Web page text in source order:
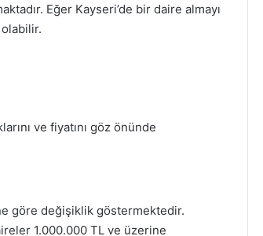
Eğer Kayseri’de bir daire almayı
ve fiyatını göz önünde
göre değişiklik göstermektedir.
1.000.000 TL ve üzerine